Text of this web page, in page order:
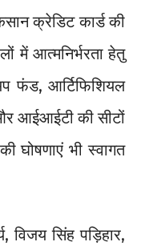
क्रेडिट कार्ड की
में आत्मनिर्भरता हेतु
फंड, आर्टिफिशियल
आईआईटी की सीटों
घोषणाएं भी स्वागत
विजय सिंह पड़िहार,